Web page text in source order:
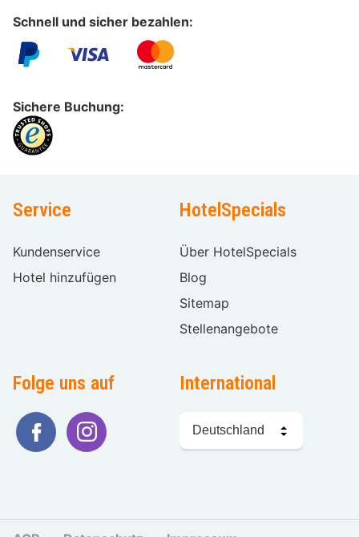
Schnell und sicher bezahlen:
Sichere Buchung:
Service
Kundenservice
Hotel hinzufügen
HotelSpecials
Über HotelSpecials
Blog
Sitemap
Stellenangebote
Folge uns auf International
wählen